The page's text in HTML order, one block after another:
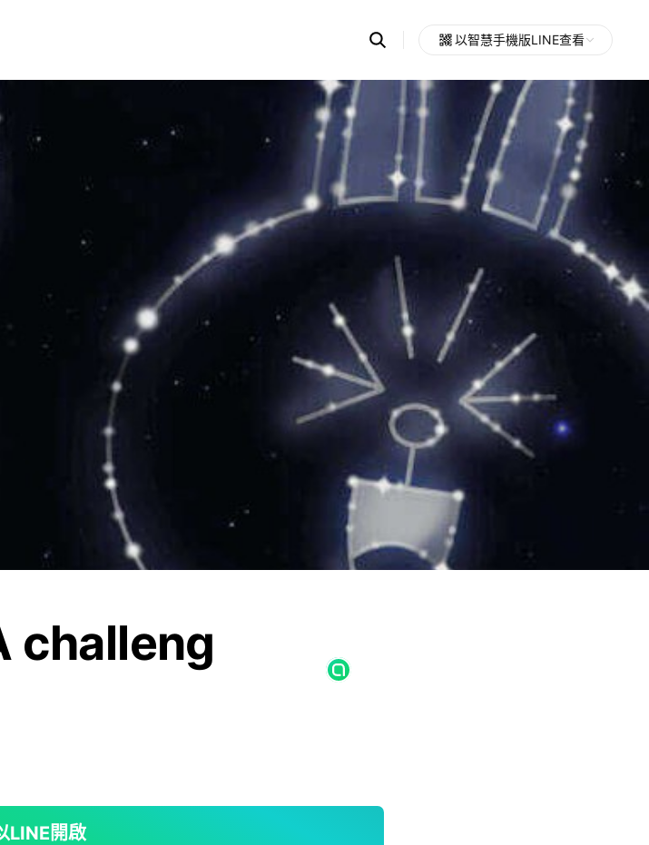
Search
OpenChats
messages
search
以智慧手機版LINE查看
challeng
LINE開啟